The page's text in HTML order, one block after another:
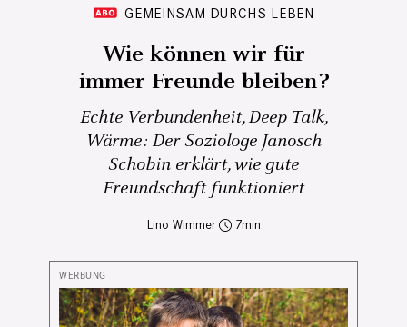
GEMEINSAM DURCHS LEBEN
Wie können wir für
immer Freunde bleiben?
Echte Verbundenheit, Deep Talk,
Wärme: Der Soziologe Janosch
Schobin erklärt, wie gute
Freundschaft funktioniert
Lino Wimmer 7